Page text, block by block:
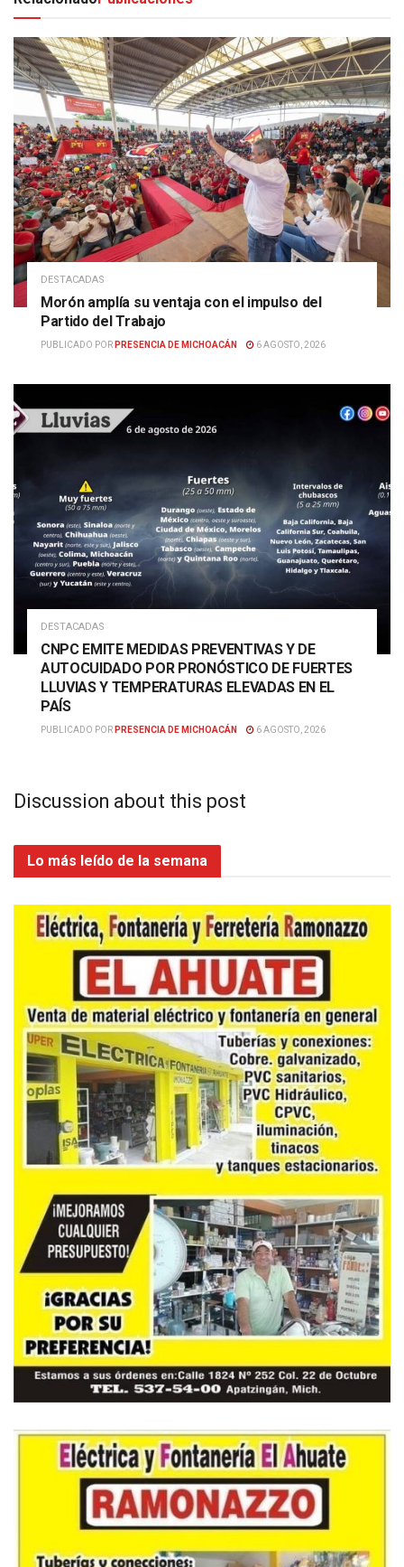
DESTACADAS
Morón amplía su ventaja con el impulso del
Partido del Trabajo
PUBLICADO POR PRESENCIA DE MICHOACÁN 6 AGOSTO, 2026
DESTACADAS
CNPC EMITE MEDIDAS PREVENTIVAS Y DE
AUTOCUIDADO POR PRONÓSTICO DE FUERTES
LLUVIAS Y TEMPERATURAS ELEVADAS EN EL
PAÍS
PUBLICADO POR PRESENCIA DE MICHOACÁN 6 AGOSTO, 2026
Discussion about this post
Lo más leído de la semana